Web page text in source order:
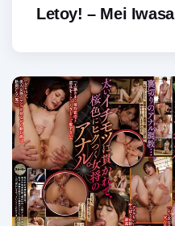
Letoy! – Mei Iwasa